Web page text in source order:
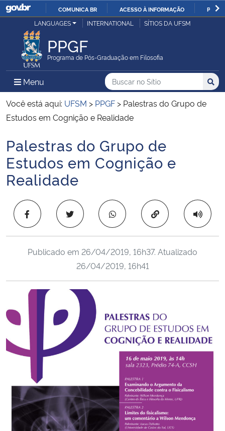
IR
COMUNICA BR ACESSO À INFORMAÇÃO
Ministério da Justiça e Segurança Pública
Ministério da Defesa
Ministério das Relações Exteriores
Ministério da Infraestrutura
Ministério da Agricultura, Pecuária e Abastecimento
Ministério da Educação
Ministério da Ciência, Tecnologia, Inovações e Comunicações
Ministério do Meio Ambiente
Ministério do Turismo
Ministério do Desenvolvimento Regional
Controladoria-Geral da União
LANGUAGES INTERNATIONAL SÍTIOS DA UFSM
PPGF
Programa de Pós-Graduação em Filosofia
Menu Menu Principal do Sítio
Busca
Buscar no no Sítio
Busca:
Você está aqui: UFSM > PPGF > Palestras do Grupo de
Estudos em Cognição e Realidade
Início do conteúdo
Palestras do Grupo de
Estudos em Cognição e
Realidade
Copiar para área
Publicado em 26/04/2019, 16h37. Atualizado
26/04/2019, 16h41